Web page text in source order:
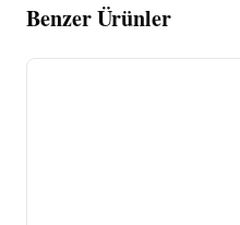
Benzer Ürünler